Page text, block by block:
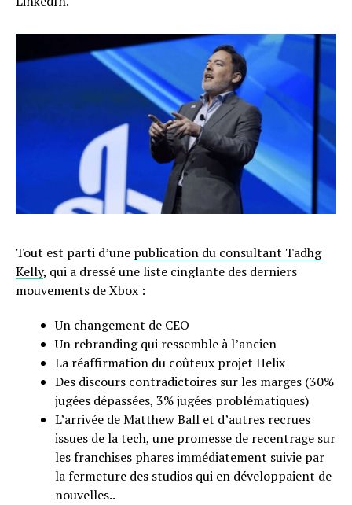
Tout est parti d’une publication du consultant Tadhg
Kelly, qui a dressé une liste cinglante des derniers
mouvements de Xbox :
Un changement de CEO
Un rebranding qui ressemble à l’ancien
La réaffirmation du coûteux projet Helix
Des discours contradictoires sur les marges (30%
jugées dépassées, 3% jugées problématiques)
L’arrivée de Matthew Ball et d’autres recrues
issues de la tech, une promesse de recentrage sur
les franchises phares immédiatement suivie par
la fermeture des studios qui en développaient de
nouvelles..